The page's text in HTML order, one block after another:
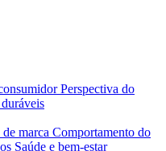
Perspectiva do
marca Comportamento do
Saúde e bem‑estar